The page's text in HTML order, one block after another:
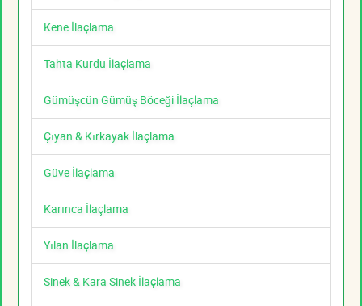
Kene İlaçlama
Tahta Kurdu İlaçlama
Gümüşcün Gümüş Böceği İlaçlama
Çıyan & Kırkayak İlaçlama
Güve İlaçlama
Karınca İlaçlama
Yılan İlaçlama
Sinek & Kara Sinek İlaçlama